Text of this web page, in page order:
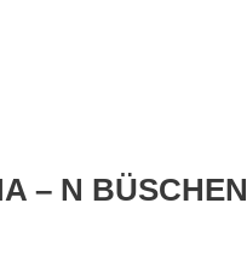
– N BÜSCHEN